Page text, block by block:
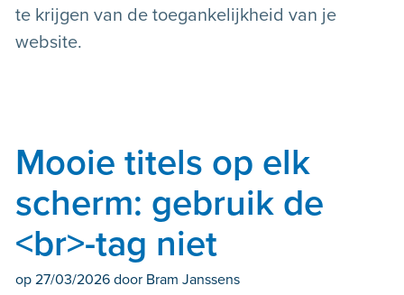
te krijgen van de toegankelijkheid van je
website.
Mooie titels op elk
scherm: gebruik de
<br>-tag niet
op 27/03/2026 door Bram Janssens